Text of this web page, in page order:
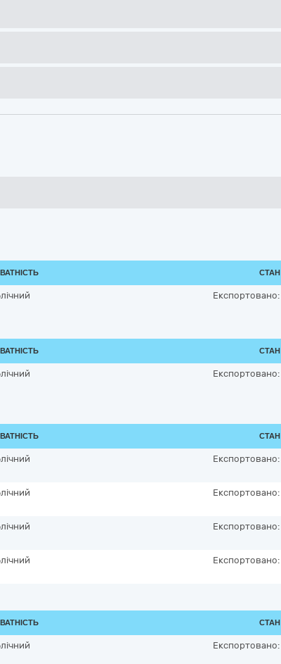
СТАН
Експортовано:
СТАН
Експортовано:
СТАН
Експортовано:
Експортовано:
Експортовано:
Експортовано:
СТАН
Експортовано: